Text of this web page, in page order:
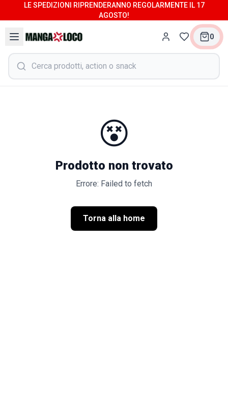
LE SPEDIZIONI RIPRENDERANNO REGOLARMENTE IL 17
AGOSTO!
0
😵
Prodotto non trovato
Errore: Failed to fetch
Torna alla home